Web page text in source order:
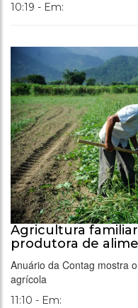
10:19 - Em:
Agricultura
produtora de
Anuário da Contag mostra
agrícola
11:10 - Em: